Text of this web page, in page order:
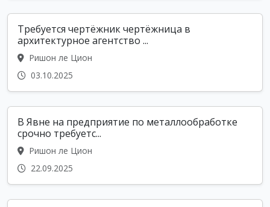
Требуется чертёжник чертёжница в
архитектурное агентство ...
Ришон ле Цион
03.10.2025
В Явне на предприятие по металлообработке
срочно требуетс...
Ришон ле Цион
22.09.2025